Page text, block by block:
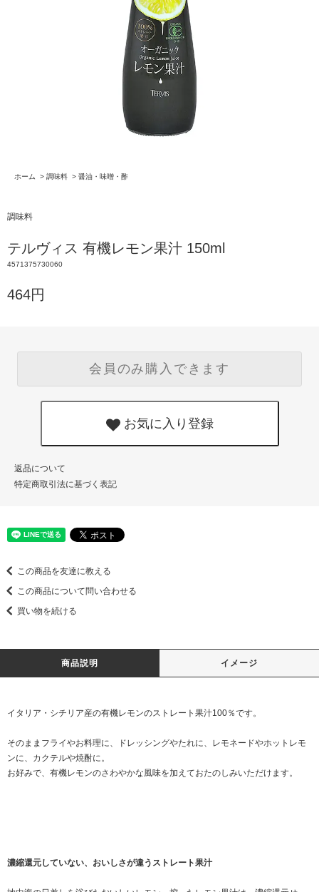
ホーム > 調味料 > 醤油・味噌・酢
調味料
テルヴィス 有機レモン果汁 150ml
4571375730060
464円
会員のみ購入できます
お気に入り登録
返品について
特定商取引法に基づく表記
この商品を友達に教える
この商品について問い合わせる
買い物を続ける
商品説明 イメージ
イタリア・シチリア産の有機レモンのストレート果汁100％です。
そのままフライやお料理に、ドレッシングやたれに、レモネードやホットレモ
ンに、カクテルや焼酎に。
お好みで、有機レモンのさわやかな風味を加えておたのしみいただけます。
濃縮還元していない、おいしさが違うストレート果汁